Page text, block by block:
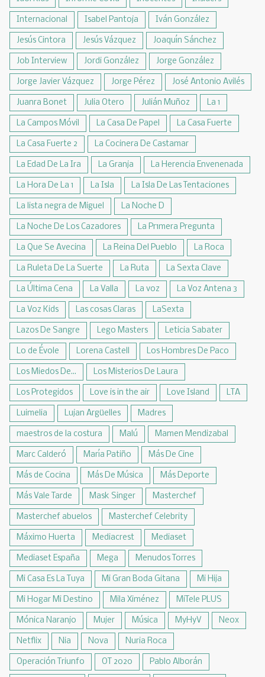
Internacional Isabel Pantoja Iván González
Jesús Cintora Jesús Vázquez Joaquín Sánchez
Job Interview Jordi González Jorge González
Jorge Javier Vázquez Jorge Pérez José Antonio Avilés
Juanra Bonet Julia Otero Julián Muñoz La 1
La Campos Móvil La Casa De Papel La Casa Fuerte
La Casa Fuerte 2 La Cocinera De Castamar
La Edad De La Ira La Granja La Herencia Envenenada
La Hora De La 1 La Isla La Isla De Las Tentaciones
La lista negra de Miguel La Noche D
La Noche De Los Cazadores La Pr1mera Pregunta
La Que Se Avecina La Reina Del Pueblo La Roca
La Ruleta De La Suerte La Ruta La Sexta Clave
La Última Cena La Valla La voz La Voz Antena 3
La Voz Kids Las cosas Claras LaSexta
Lazos De Sangre Lego Masters Leticia Sabater
Lo de Évole Lorena Castell Los Hombres De Paco
Los Miedos De... Los Misterios De Laura
Los Protegidos Love is in the air Love Island LTA
Luimelia Lujan Argüelles Madres
maestros de la costura Malú Mamen Mendizabal
Marc Calderó María Patiño Más De Cine
Más de Cocina Más De Música Más Deporte
Más Vale Tarde Mask Singer Masterchef
Masterchef abuelos Masterchef Celebrity
Máximo Huerta Mediacrest Mediaset
Mediaset España Mega Menudos Torres
Mi Casa Es La Tuya Mi Gran Boda Gitana Mi Hija
Mi Hogar Mi Destino Mila Ximénez MiTele PLUS
Mónica Naranjo Mujer Música MyHyV Neox
Netflix Nia Nova Nuria Roca
Operación Triunfo OT 2020 Pablo Alborán